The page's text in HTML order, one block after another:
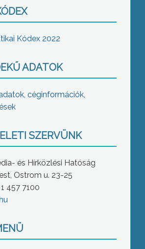
Kódex 2022
ADATOK
céginformációk,
SZERVÜNK
és Hírközlési Hatóság
Ostrom u. 23-25
457 7100